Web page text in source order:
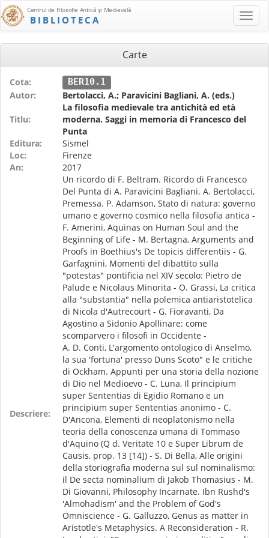
Centrul de Filosofie Antică şi Medievală
BIBLIOTECA
Carte
Cota: BER10.1
Autor: Bertolacci, A.; Paravicini Bagliani, A. (eds.)
Titlu:
La filosofia medievale tra antichità ed età
moderna. Saggi in memoria di Francesco del
Punta
Editura:
Sismel
Loc:
Firenze
An:
2017
Descriere:
Un ricordo di F. Beltram. Ricordo di Francesco
Del Punta di A. Paravicini Bagliani. A. Bertolacci,
Premessa. P. Adamson, Stato di natura: governo
umano e governo cosmico nella filosofia antica -
F. Amerini, Aquinas on Human Soul and the
Beginning of Life - M. Bertagna, Arguments and
Proofs in Boethius's De topicis differentiis - G.
Garfagnini, Momenti del dibattito sulla
"potestas" pontificia nel XIV secolo: Pietro de
Palude e Nicolaus Minorita - O. Grassi, La critica
alla "substantia" nella polemica antiaristotelica
di Nicola d'Autrecourt - G. Fioravanti, Da
Agostino a Sidonio Apollinare: come
scomparvero i filosofi in Occidente -
A. D. Conti, L'argomento ontologico di Anselmo,
la sua 'fortuna' presso Duns Scoto" e le critiche
di Ockham. Appunti per una storia della nozione
di Dio nel Medioevo - C. Luna, Il principium
super Sententias di Egidio Romano e un
principium super Sententias anonimo - C.
D'Ancona, Elementi di neoplatonismo nella
teoria della conoscenza umana di Tommaso
d'Aquino (Q d. Veritate 10 e Super Librum de
Causis, prop. 13 [14]) - S. Di Bella, Alle origini
della storiografia moderna sul sul nominalismo:
il De secta nominalium di Jakob Thomasius - M.
Di Giovanni, Philosophy Incarnate. Ibn Rushd's
'Almohadism' and the Problem of God's
Omniscience - G. Galluzzo, Genus as matter in
Aristotle's Metaphysics. A Reconsideration - R.